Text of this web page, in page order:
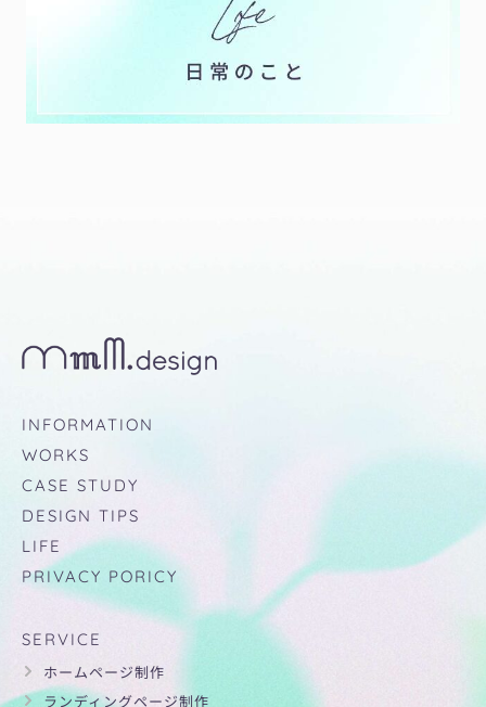
INFORMATION
WORKS
CASE STUDY
DESIGN TIPS
LIFE
PRIVACY PORICY
SERVICE
ホームページ制作
ランディングページ制作